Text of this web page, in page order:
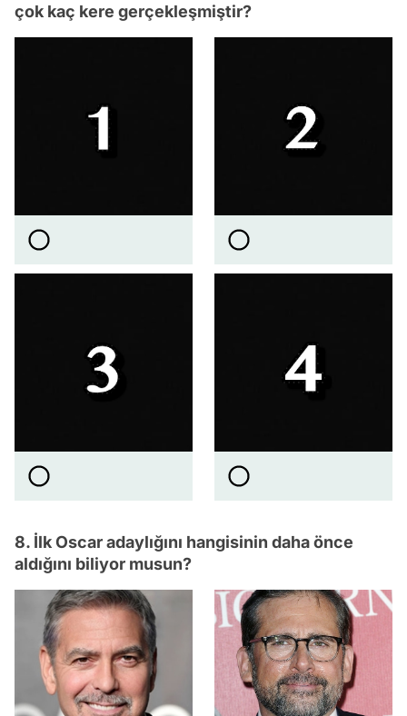
çok kaç kere gerçekleşmiştir?
8. İlk Oscar adaylığını hangisinin daha önce
aldığını biliyor musun?